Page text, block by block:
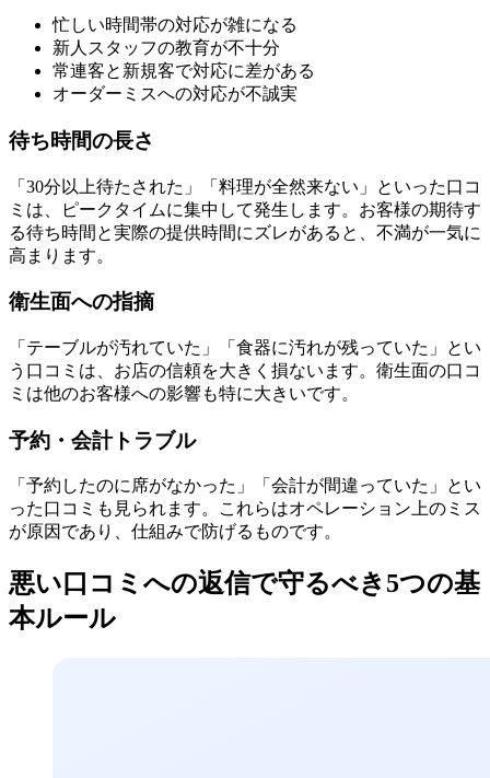
忙しい時間帯の対応が雑になる
新人スタッフの教育が不十分
常連客と新規客で対応に差がある
オーダーミスへの対応が不誠実
待ち時間の長さ
「30分以上待たされた」「料理が全然来ない」といった口コ
ミは、ピークタイムに集中して発生します。お客様の期待す
る待ち時間と実際の提供時間にズレがあると、不満が一気に
高まります。
衛生面への指摘
「テーブルが汚れていた」「食器に汚れが残っていた」とい
う口コミは、お店の信頼を大きく損ないます。衛生面の口コ
ミは他のお客様への影響も特に大きいです。
予約・会計トラブル
「予約したのに席がなかった」「会計が間違っていた」とい
った口コミも見られます。これらはオペレーション上のミス
が原因であり、仕組みで防げるものです。
悪い口コミへの返信で守るべき5つの基
本ルール